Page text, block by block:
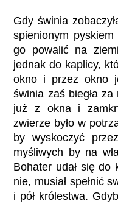
Gdy świnia
spienionym
go powalić na
jednak do kaplicy,
okno i przez okno
świnia zaś biegła za
już z okna i
zwierze było w
by wyskoczyć
myśliwych by na
Bohater udał się do
nie, musiał spełnić
i pół królestwa.